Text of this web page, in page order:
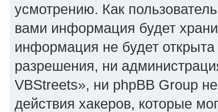
усмотрению. Как
вами информация будет
информация не будет
разрешения, ни
VBStreets», ни phpBB Group
действия хакеров, которые